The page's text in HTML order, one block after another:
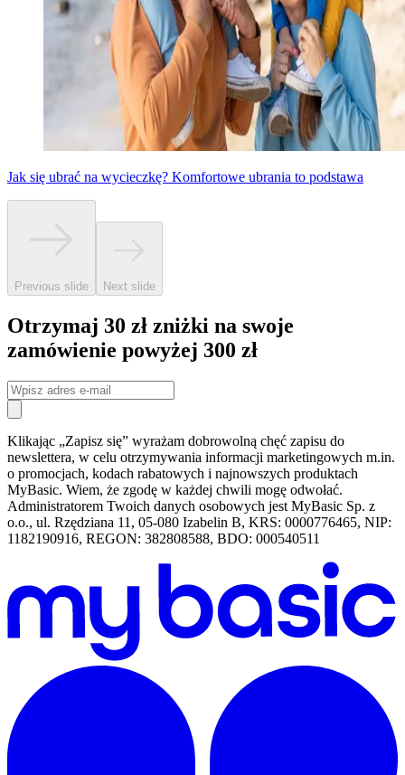
Jak się ubrać na wycieczkę? Komfortowe ubrania to podstawa
Previous slide Next slide
Otrzymaj 30 zł zniżki na swoje
zamówienie powyżej 300 zł
Klikając „Zapisz się” wyrażam dobrowolną chęć zapisu do
newslettera, w celu otrzymywania informacji marketingowych m.in.
o promocjach, kodach rabatowych i najnowszych produktach
MyBasic. Wiem, że zgodę w każdej chwili mogę odwołać.
Administratorem Twoich danych osobowych jest MyBasic Sp. z
o.o., ul. Rzędziana 11, 05-080 Izabelin B, KRS: 0000776465, NIP:
1182190916, REGON: 382808588, BDO: 000540511